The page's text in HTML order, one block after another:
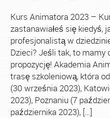
Kurs Animatora 2023 –
zastanawiałeś się kiedyś,
profesjonalistą w
Dzieci? Jeśli tak, to mamy
propozycję! Akademia
trasę szkoleniową, która
(30 września 2023),
2023), Poznaniu (7
października 2023), […]